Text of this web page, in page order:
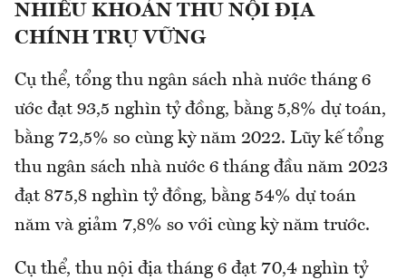
NHIỀU KHOẢN THU NỘI ĐỊA
CHÍNH TRỤ VỮNG
Cụ thể, tổng thu ngân sách nhà nước tháng 6
ước đạt 93,5 nghìn tỷ đồng, bằng 5,8% dự toán,
bằng 72,5% so cùng kỳ năm 2022. Lũy kế tổng
thu ngân sách nhà nước 6 tháng đầu năm 2023
đạt 875,8 nghìn tỷ đồng, bằng 54% dự toán
năm và giảm 7,8% so với cùng kỳ năm trước.
Cụ thể, thu nội địa tháng 6 đạt 70,4 nghìn tỷ